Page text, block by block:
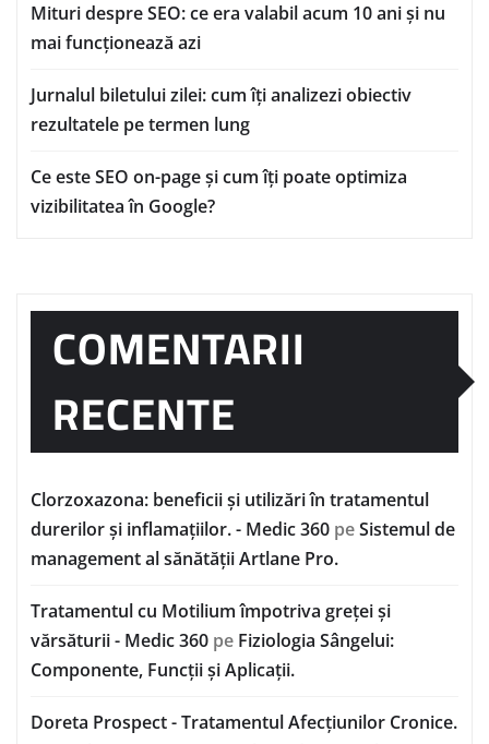
Mituri despre SEO: ce era valabil acum 10 ani și nu
mai funcționează azi
Jurnalul biletului zilei: cum îți analizezi obiectiv
rezultatele pe termen lung
Ce este SEO on-page și cum îți poate optimiza
vizibilitatea în Google?
COMENTARII
RECENTE
Clorzoxazona: beneficii și utilizări în tratamentul
durerilor și inflamațiilor. - Medic 360 peSistemul de
management al sănătății Artlane Pro.
Tratamentul cu Motilium împotriva greței și
vărsăturii - Medic 360 pe Fiziologia Sângelui:
Componente, Funcții și Aplicații.
Doreta Prospect - Tratamentul Afecțiunilor Cronice.